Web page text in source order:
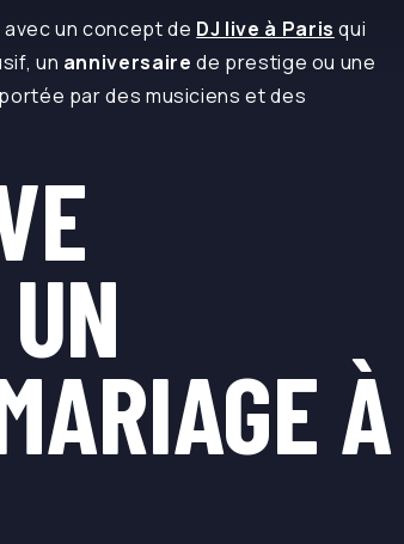
un concept de DJ live à Paris qui
un anniversaire de prestige ou une
par des musiciens et des
À